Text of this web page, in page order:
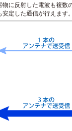
に反射した電波も複数
定した通信が行えます